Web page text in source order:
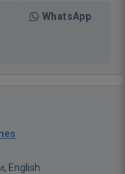
WhatsApp
English